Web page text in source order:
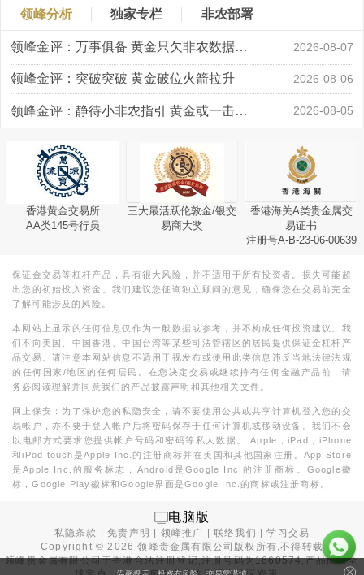
领峰分析 独家专栏 非农部署
领峰金评：万事俱备 黄金只欠非农数据“东风” 2026-08-07
领峰金评：突破突破 黄金破位火箭拉升 2026-08-06
领峰金评：静待小非农指引 黄金或一击破局 2026-08-05
香港黄金交易所
AA类145号行员
三大最活跃伦敦金/银交
易商大奖
香港海关A类贵金属交
易证书
注册号A-B-23-06-00639
保证金交易等杠杆产品，具有很大风险，并不适用于所有投资者。损失可能超
出您的初始投入资金。我们建议您征询独立顾问的意见，确保您在交易前完全
了解可能涉及的风险。
本网站上显示的任何信息仅作为一般数据或参考，并不构成任何投资建议。我
们不向美国、中国香港、中国台湾等某些司法管辖区的居民提供保证金杠杆产
品交易。请注意本网站信息不适用于视发布或使用此类信息违反当地法律法规
的任何国家/地区的任何居民。在您决定交易或继续持有任何金融产品前，请
务必阅读理解并同意我们的产品披露声明和其他相关文件。
网上保安：为了保护您的私隐安全，请不要使用公共或共享计算机登入您的交
易帐户，亦不要于登入帐户后将密码保存于任何计算机或移动设备。我们不会
以电邮方式要求您提供帐户号码和密码等私人数据。 Apple，iPad，iPhone
和iPod touch是Apple Inc.的注册商标并在美国和其他国家注册。App Store
是Apple Inc.的服务标志，Android是Google Inc.的注册商标。Google徽
标，Google Play徽标和Google界面是Google Inc.的商标或注册商标。
电脑版
私隐条款 |免责声明 领峰推广 |联络我们 |学习交易
Copyright ©2026 领峰贵金属有限公司版权所有,不得转载
领峰贵金属有限公司于香港合法注册登记,注册号码为1660574,产品面向全